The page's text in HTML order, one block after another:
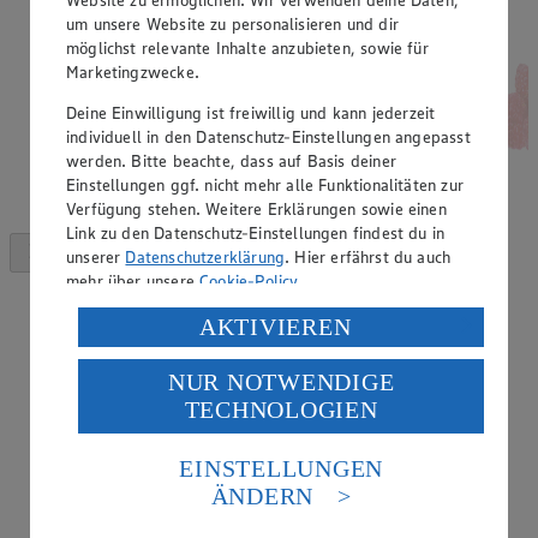
um unsere Website zu personalisieren und dir
möglichst relevante Inhalte anzubieten, sowie für
Marketingzwecke.
Deine Einwilligung ist freiwillig und kann jederzeit
individuell in den Datenschutz-Einstellungen angepasst
werden. Bitte beachte, dass auf Basis deiner
Einstellungen ggf. nicht mehr alle Funktionalitäten zur
Verfügung stehen. Weitere Erklärungen sowie einen
Link zu den Datenschutz-Einstellungen findest du in
unserer Datenschutzerklärung. Hier erfährst du auch
mehr über unsereCookie-Policy.
Verarbeitung deiner personenbezogenen Daten in den
USA durch Facebook und YouTube:
Wenn du auf „Aktivieren“ klickst, willigst du im Sinne
des Art. 49 Abs. 1 Satz 1 lit. a) DSGVO ein, dass deine
Daten in den USA verarbeitet werden. Der EuGH sieht
die USA als Land mit einem nach europäischen
Standards nicht angemessenen Datenschutzniveau an.
Es besteht das Risiko eines Zugriffs durch US-
AKTIVIEREN
NUR NOTWENDIGE
TECHNOLOGIEN
EINSTELLUNGEN
ÄNDERN